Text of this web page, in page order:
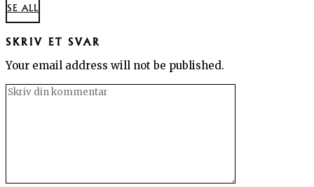
SE ALL
SKRIV ET SVAR
Your email address will not be published.